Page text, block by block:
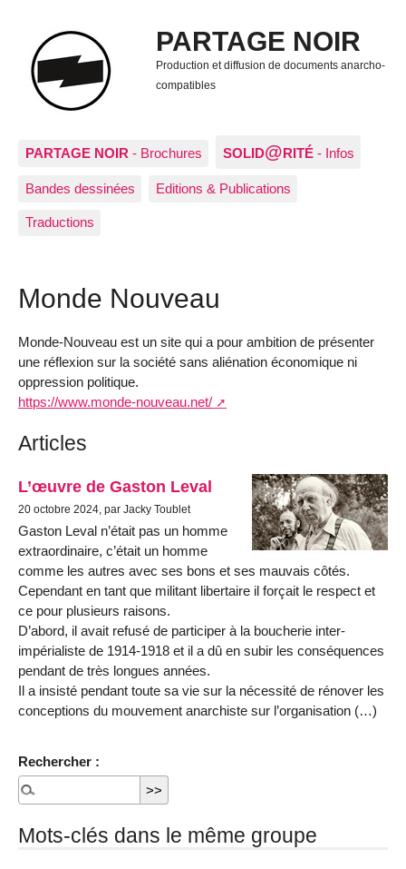
PARTAGE NOIR
Production et diffusion de documents anarcho-
compatibles
PARTAGE NOIR - Brochures SOLID@RITÉ - Infos
Bandes dessinées Editions & Publications
Traductions
Monde Nouveau
Monde-Nouveau est un site qui a pour ambition de présenter
une réflexion sur la société sans aliénation économique ni
oppression politique.
https://www.monde-nouveau.net/
Articles
L’œuvre de Gaston Leval
20 octobre 2024, par Jacky Toublet
Gaston Leval n’était pas un homme
extraordinaire, c’était un homme
comme les autres avec ses bons et ses mauvais côtés.
Cependant en tant que militant libertaire il forçait le respect et
ce pour plusieurs raisons.
D’abord, il avait refusé de participer à la boucherie inter-
impérialiste de 1914-1918 et il a dû en subir les conséquences
pendant de très longues années.
Il a insisté pendant toute sa vie sur la nécessité de rénover les
conceptions du mouvement anarchiste sur l’organisation (…)
Rechercher :
Mots-clés dans le même groupe